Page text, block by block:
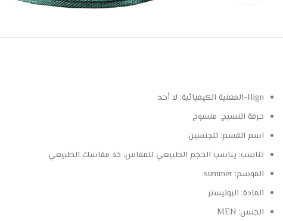
Hign-المعنية الكيميائية:
لا أحد
حرفة النسيج: منسوج
اسم القسم: للجنسين
تناسب: يناسب الحجم الطبيعي للمقاس، خذ مقاسك الطبيعي
الموسم: summer
المادة: البوليستر
الجنس: MEN